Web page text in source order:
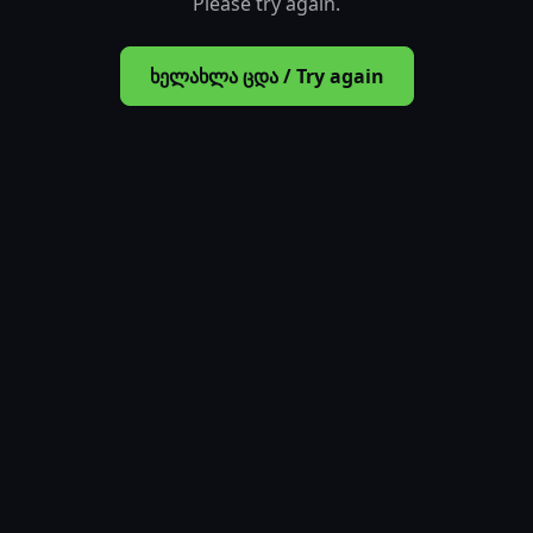
ხელახლა ცდა / Try again